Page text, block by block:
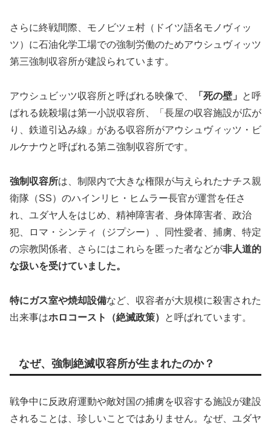
さらに終戦間際、モノビツェ村（ドイツ語名モノヴィッ
ツ）に石油化学工場での強制労働のためアウシュヴィッツ
第三強制収容所が建設られています。
アウシュビッツ収容所と呼ばれる映像で、 「死の壁」
と呼
ばれる銃殺場は第一小説収容所、「長屋の収容施設が広が
り、鉄道引込み線」がある収容所がアウシュヴィッツ・ビ
ルケナウと呼ばれる第ニ強制収容所です。
強制収容所は、制限内で大きな権限が与えられたナチス親
衛隊（SS）のハインリヒ・ヒムラー長官が運営を任さ
れ、ユダヤ人をはじめ、精神障害者、身体障害者、政治
犯、ロマ・シンティ（ジプシー）、同性愛者、捕虜、特定
の宗教関係者、さらにはこれらを匿った者などが非人道的
な扱いを受けていました。
特にガス室や焼却設備など、収容者が大規模に殺害された
出来事はホロコースト（絶滅政策） と呼ばれています。
なぜ、強制絶滅収容所が生まれたのか？
戦争中に反政府運動や敵対国の捕虜を収容する施設が建設
されることは、珍しいことではありません。なぜ、ユダヤ